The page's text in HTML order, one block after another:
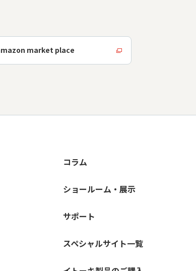
market place
コラム
ショールーム・展示
サポート
スペシャルサイト一覧